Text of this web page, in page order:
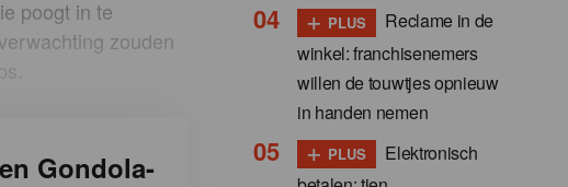
poogt in te
zouden
Gondola-
+ PLUS
Reclame in de
winkel: franchisenemers
willen de touwtjes opnieuw
in handen nemen
+ PLUS
Elektronisch